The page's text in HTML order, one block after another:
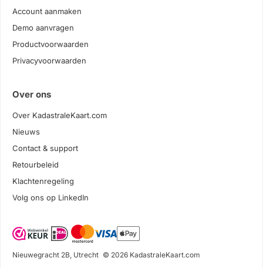
Account aanmaken
Demo aanvragen
Productvoorwaarden
Privacyvoorwaarden
Over ons
Over KadastraleKaart.com
Nieuws
Contact & support
Retourbeleid
Klachtenregeling
Volg ons op LinkedIn
Nieuwegracht 2B, Utrecht © 2026 KadastraleKaart.com